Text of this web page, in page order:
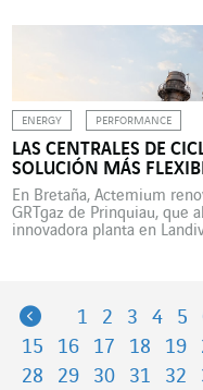
favor del medioambiente.
ENERGY PERFORMANCE
LAS CENTRALES DE
SOLUCIÓN MÁS
En Bretaña, Actemium
GRTgaz de Prinquiau, que
innovadora planta en
Previous
1 2 3 4 5
15
16 17 18 19
28
29 30 31 32